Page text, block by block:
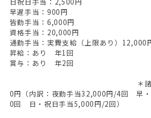
早遅手当：900円
皆勤手当：6,000円
資格手当：20,000円
通勤手当：実費支給（上限あり）12,000
昇給：あり 年1回
賞与：あり
＊諸手当月平
0円（内訳：夜勤手当32,000円/4回 早
0回 日・祝日手当5,000円/2回）